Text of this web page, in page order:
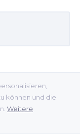
können und die
Weitere